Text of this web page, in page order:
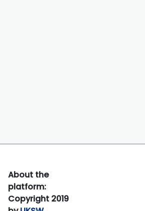
About the
platform:
Copyright 2019